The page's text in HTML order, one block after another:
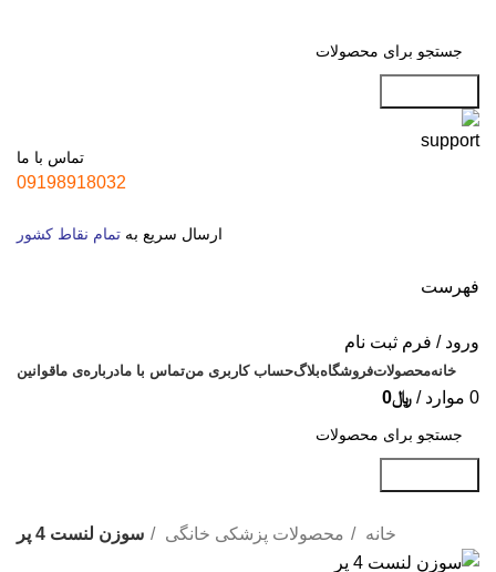
تماس با ما
09198918032
ارسال سریع به تمام نقاط کشور
فهرست
ورود / فرم ثبت نام
خانهمحصولاتفروشگاهبلاگحساب کاربری منتماس با مادرباره‌ی ماقوانین
0 موارد / ﷼0
خانه محصولات پزشکی خانگی سوزن لنست 4 پر